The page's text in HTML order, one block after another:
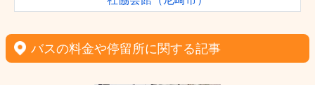
バスの料金や停留所に関する記事